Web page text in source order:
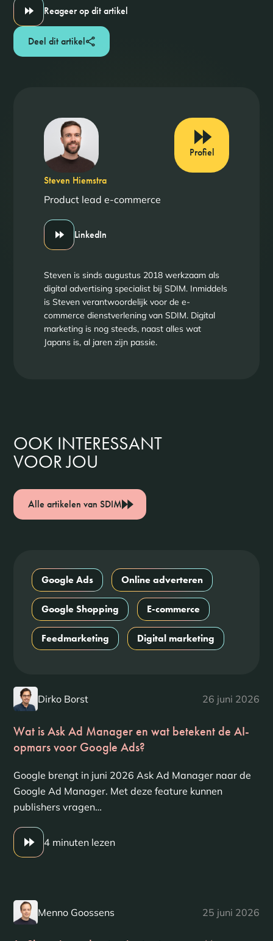
Reageer op dit artikel
Deel dit artikel
Steven Hiemstra
Product lead e-commerce
LinkedIn
Profiel
Steven is sinds augustus 2018 werkzaam als
digital advertising specialist bij SDIM. Inmiddels
is Steven verantwoordelijk voor de e-
commerce dienstverlening van SDIM. Digital
marketing is nog steeds, naast alles wat
Japans is, al jaren zijn passie.
OOK INTERESSANT
VOOR JOU
Alle artikelen van SDIM
Google Ads Online adverteren
Google Shopping E-commerce
Feedmarketing Digital marketing
Dirko Borst 26 juni 2026
Wat is Ask Ad Manager en wat betekent de AI-
opmars voor Google Ads?
Google brengt in juni 2026 Ask Ad Manager naar de
Google Ad Manager. Met deze feature kunnen
publishers vragen…
4 minuten lezen
Menno Goossens 25 juni 2026